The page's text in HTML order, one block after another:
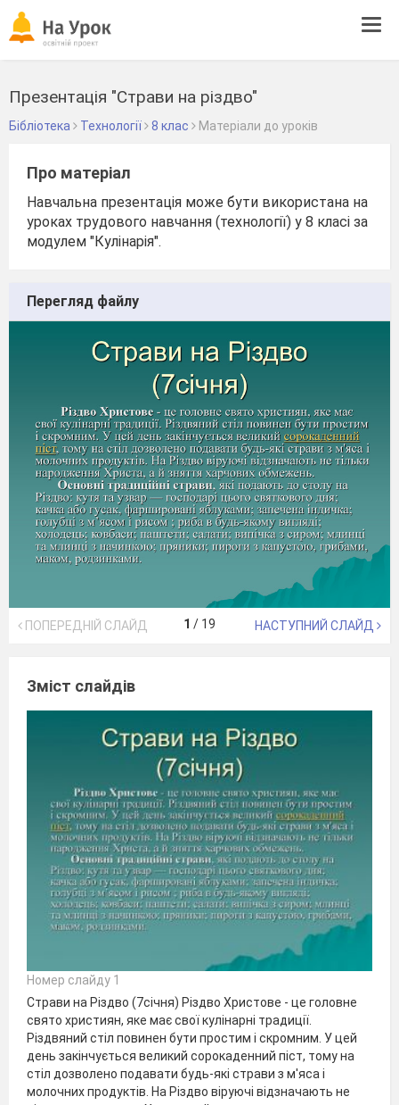
Презентація "Страви на різдво"
Бібліотека Технології 8 клас Матеріали до уроків
Про матеріал
Навчальна презентація може бути використана на
уроках трудового навчання (технології) у 8 класі за
модулем "Кулінарія".
Перегляд файлу
ПОПЕРЕДНІЙ СЛАЙД 1 / 19 НАСТУПНИЙ СЛАЙД
Зміст слайдів
Номер слайду 1
Страви на Різдво (7січня) Різдво Христове - це головне
свято християн, яке має свої кулінарні традиції.
Різдвяний стіл повинен бути простим і скромним. У цей
день закінчується великий сорокаденний піст, тому на
стіл дозволено подавати будь-які страви з м'яса і
молочних продуктів. На Різдво віруючі відзначають не